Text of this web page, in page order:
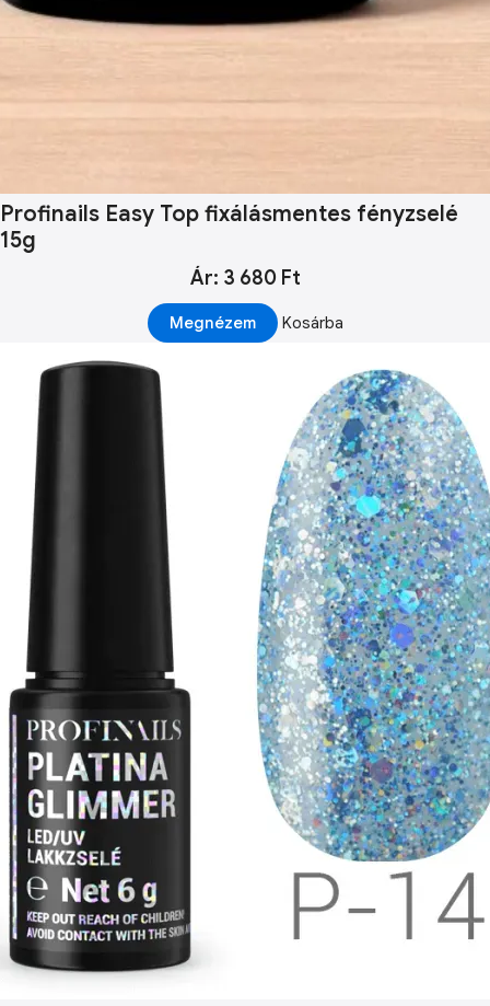
Profinails Easy Top fixálásmentes fényzselé
15g
Ár: 3 680 Ft
Megnézem Kosárba